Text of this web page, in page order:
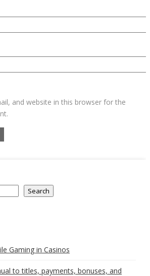
and website in this browser for the
Search
Gaming in Casinos
to titles, payments, bonuses, and